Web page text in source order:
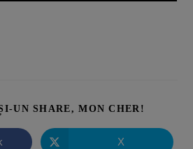
UN SHARE, MON CHER!
X